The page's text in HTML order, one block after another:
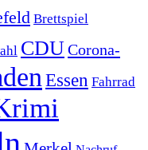
Brettspiel
CDUCorona-
Essen Fahrrad